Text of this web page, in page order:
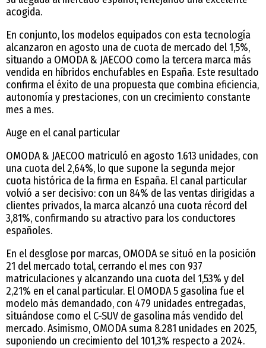
acogida.
En conjunto, los modelos equipados con esta tecnología
alcanzaron en agosto una de cuota de mercado del 1,5%,
situando a OMODA & JAECOO como la tercera marca más
vendida en híbridos enchufables en España. Este resultado
confirma el éxito de una propuesta que combina eficiencia,
autonomía y prestaciones, con un crecimiento constante
mes a mes.
Auge en el canal particular
OMODA & JAECOO matriculó en agosto 1.613 unidades, con
una cuota del 2,64%, lo que supone la segunda mejor
cuota histórica de la firma en España. El canal particular
volvió a ser decisivo: con un 84% de las ventas dirigidas a
clientes privados, la marca alcanzó una cuota récord del
3,81%, confirmando su atractivo para los conductores
españoles.
En el desglose por marcas, OMODA se situó en la posición
21 del mercado total, cerrando el mes con 937
matriculaciones y alcanzando una cuota del 1,53% y del
2,21% en el canal particular. El OMODA 5 gasolina fue el
modelo más demandado, con 479 unidades entregadas,
situándose como el C-SUV de gasolina más vendido del
mercado. Asimismo, OMODA suma 8.281 unidades en 2025,
suponiendo un crecimiento del 101,3% respecto a 2024.